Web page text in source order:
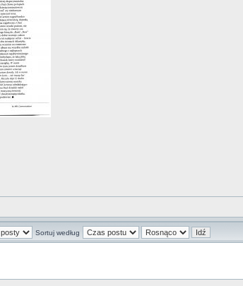
Sortuj według